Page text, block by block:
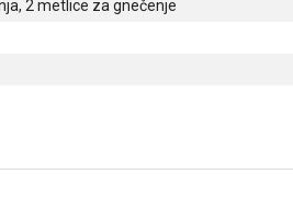
2 metlice za gnečenje